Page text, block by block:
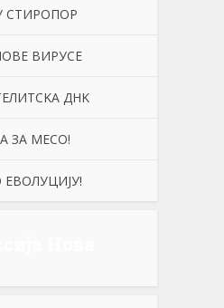
СТИРОПОР
ВИРУСЕ
ДНK
ЗА МЕСО!